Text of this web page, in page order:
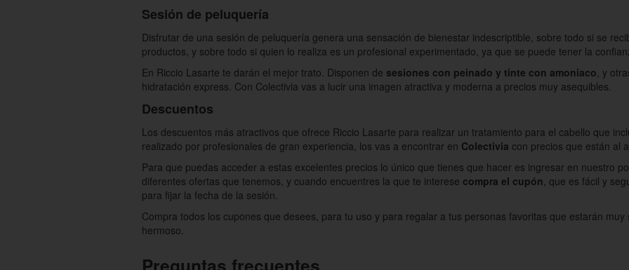
Sesión de peluquería
Disfrutar de una sesión de peluquería genera una sensación de bienestar indescriptible, sobre todo si se
productos, y sobre todo si quien lo realiza es un profesional experimentado, ya que se puede tener la
En Riccio Lasarte te darán el mejor trato. Disponen de sesiones con peinado y tinte con amoniaco, y
hidratación express. Con Colectivia vas a lucir una imagen atractiva y moderna a precios muy asequibles.
Descuentos
Los descuentos más atractivos que ofrece Riccio Lasarte para realizar un tratamiento para el cabello que
realizado por profesionales de gran experiencia, los vas a encontrar en Colectivia con precios que están al
Para que puedas acceder a estas excelentes precios lo único que tienes que hacer es ingresar en nuestro
diferentes ofertas que tenemos, y cuando encuentres la que te interese compra el cupón, que es fácil y
para fijar la fecha de la sesión.
Compra todos los cupones que desees, para tu uso y para regalar a tus personas favoritas que estarán
hermoso.